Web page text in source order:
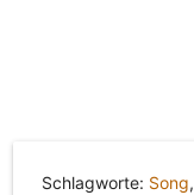
Schlagworte: Song,